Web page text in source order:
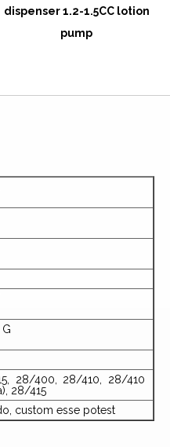
dispenser 1.2-1.5CC lotion
pump
G
28/400, 28/410, 28/410
28/415
custom esse potest